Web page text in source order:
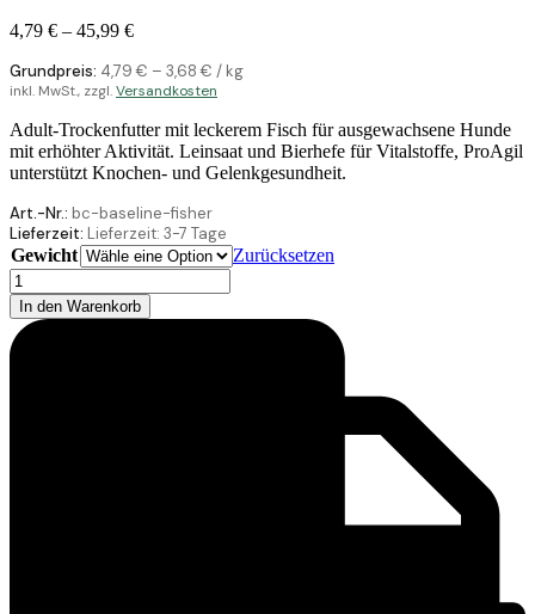
4,79 € – 45,99 €
Grundpreis: 4,79€ – 3,68€ / kg
inkl. MwSt., zzgl.Versandkosten
Adult-Trockenfutter mit leckerem Fisch für ausgewachsene Hunde
mit erhöhter Aktivität. Leinsaat und Bierhefe für Vitalstoffe, ProAgil
unterstützt Knochen- und Gelenkgesundheit.
Art.-Nr.: bc-baseline-fisher
Lieferzeit: Lieferzeit: 3-7 Tage
Gewicht
Zurücksetzen
Belcando
Baseline
Fisher
Menge
In den Warenkorb